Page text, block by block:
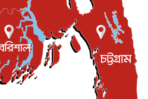
জুমার খুতবা : “কুরআন হোক জীবন দেখার
৭ আগস্ট, ২০২৬
রশিদ এনওয়াইপিডির উচ্চপদস্থ কর্মকর্তা
৬ আগস্ট, ২০২৬
উন্মুক্ত জুলাই স্মৃতি জাদুঘর